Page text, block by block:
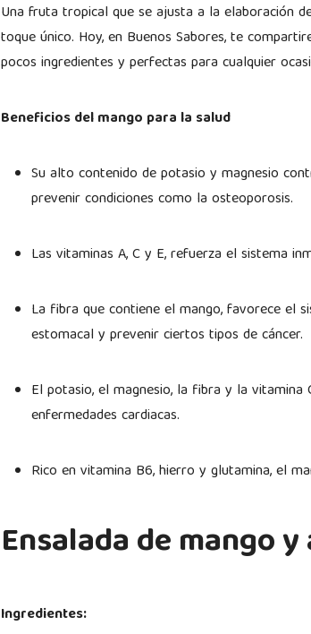
Una fruta tropical que se ajusta a la elaboración
toque único. Hoy, en Buenos Sabores, te
pocos ingredientes y perfectas para cualquier
Beneficios del mango para la salud
Su alto contenido de potasio y magnesio
prevenir condiciones como la osteoporosis.
Las vitaminas A, C y E, refuerza el sistema
La fibra que contiene el mango, favorece el
estomacal y prevenir ciertos tipos de cáncer.
El potasio, el magnesio, la fibra y la
enfermedades cardiacas.
Rico en vitamina B6, hierro y glutamina, el
Ensalada de mango
Ingredientes: